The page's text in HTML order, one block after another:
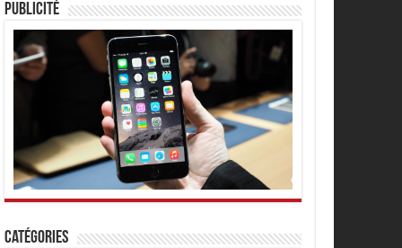
Publicité
Catégories